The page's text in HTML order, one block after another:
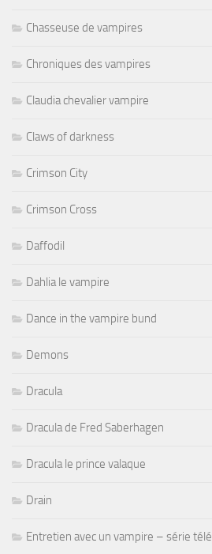
Chasseuse de vampires
Chroniques des vampires
Claudia chevalier vampire
Claws of darkness
Crimson City
Crimson Cross
Daffodil
Dahlia le vampire
Dance in the vampire bund
Demons
Dracula
Dracula de Fred Saberhagen
Dracula le prince valaque
Drain
Entretien avec un vampire – série télé